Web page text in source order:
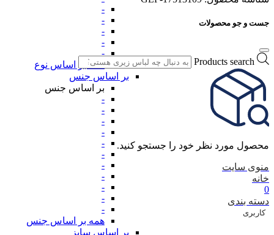
-
-
-
-
-
همه بر اساس نوع
بر اساس جنس
بر اساس جنس
-
-
-
-
-
-
-
-
-
-
-
همه بر اساس جنس
بر اساس سایز
جست و جو محصولات
Products search
محصول مورد نظر خود را جستجو کنید.
منوی سایت
خانه
0
دسته بندی
کاربری